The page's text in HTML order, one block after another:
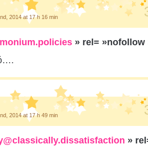
2014 at 17 h 16 min
» rel=
2014 at 17 h 49 min
»